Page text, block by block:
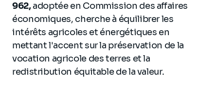
962,adoptée en Commission des affaires
économiques, cherche à équilibrer les
intérêts agricoles et énergétiques en
mettant l'accent sur la préservation de la
vocation agricole des terres et la
redistribution équitable de la valeur.